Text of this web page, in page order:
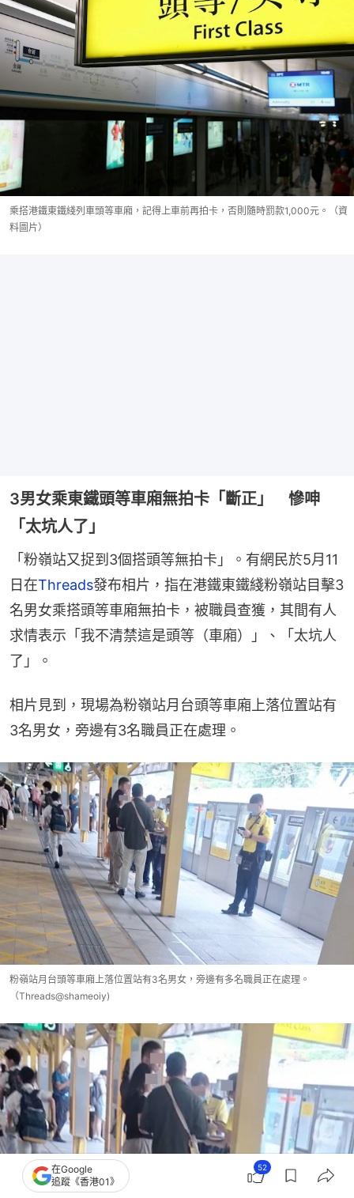
乘搭港鐵東鐵綫列車頭等車廂，記得上車前再拍卡，否則隨時罰款1,000元。（資
料圖片）
3男女乘東鐵頭等車廂無拍卡「斷正」 慘呻
「太坑人了」
「粉嶺站又捉到3個搭頭等無拍卡」。有網民於5月11
日在Threads發布相片，指在港鐵東鐵綫粉嶺站目擊3
名男女乘搭頭等車廂無拍卡，被職員查獲，其間有人
求情表示「我不清禁這是頭等（車廂）」、「太坑人
了」。
相片見到，現場為粉嶺站月台頭等車廂上落位置站有
3名男女，旁邊有3名職員正在處理。
粉嶺站月台頭等車廂上落位置站有3名男女，旁邊有多名職員正在處理。
（Threads@shameoiy)
在Google
追蹤《香港01》
52